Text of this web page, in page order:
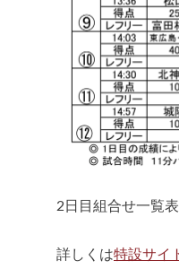
2日目組合せ一覧
詳しくは特設サイ